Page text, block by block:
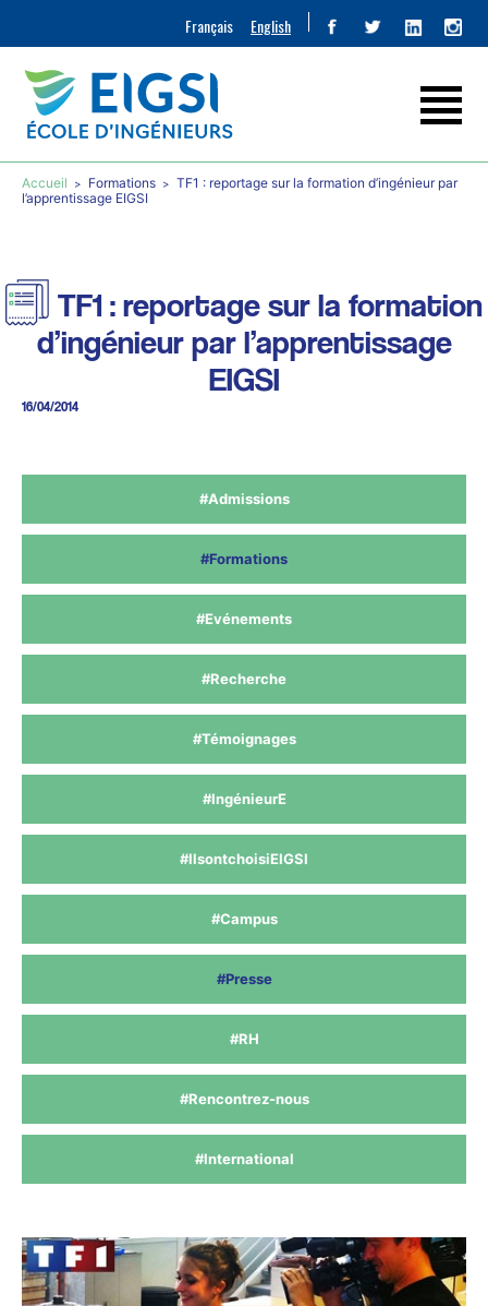
Français English
Accueil Formations
TF1 : reportage sur la formation d’ingénieur par
l’apprentissage EIGSI
TF1 : reportage sur la formation
d’ingénieur par l’apprentissage
EIGSI
16/04/2014
#Admissions
#Formations
#Evénements
#Recherche
#Témoignages
#IngénieurE
#IlsontchoisiEIGSI
#Campus
#Presse
#RH
#Rencontrez-nous
#International